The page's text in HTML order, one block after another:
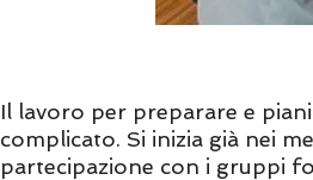
Il lavoro per preparare e
complicato. Si inizia già nei
partecipazione con i gruppi